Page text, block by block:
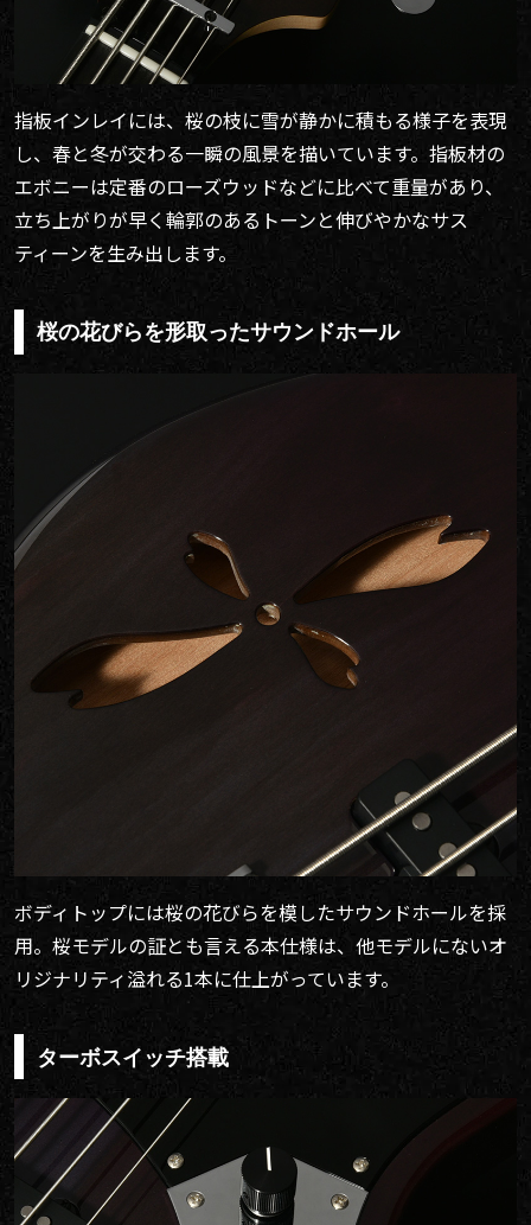
指板インレイには、桜の枝に雪が静かに積もる様子を表現
し、春と冬が交わる一瞬の風景を描いています。指板材の
エボニーは定番のローズウッドなどに比べて重量があり、
立ち上がりが早く輪郭のあるトーンと伸びやかなサス
ティーンを生み出します。
桜の花びらを形取ったサウンドホール
ボディトップには桜の花びらを模したサウンドホールを採
用。桜モデルの証とも言える本仕様は、他モデルにないオ
リジナリティ溢れる1本に仕上がっています。
ターボスイッチ搭載